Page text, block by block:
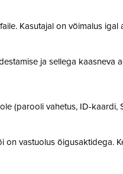
Kasutajal on võimalus igal
ja sellega kaasneva
(parooli vahetus, ID-kaardi,
on vastuolus õigusaktidega.